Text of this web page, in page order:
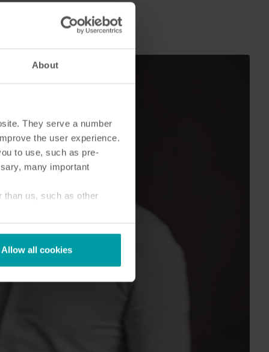
About
They serve a number
the user experience.
to use, such as pre-
many important
than us, such as other
Allow all cookies